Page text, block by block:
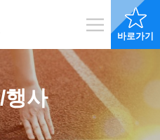
바로가기
행사